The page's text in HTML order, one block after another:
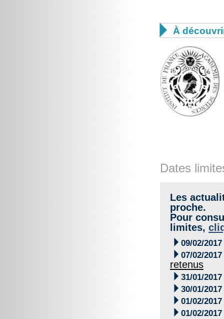
 À
Dates
Les
proche.
Pour
limites,
 09/02/2017
 07/02/2017
retenus
 31/01/2017
 30/01/2017
 01/02/2017
 01/02/2017